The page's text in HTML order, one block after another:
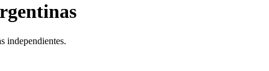
independientes.